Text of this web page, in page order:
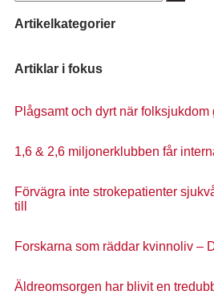
Artikelkategorier
Artiklar i fokus
Plågsamt och dyrt när folksjukdom
1,6 & 2,6 miljonerklubben får
Förvägra inte strokepatienter
till
Forskarna som räddar kvinnoliv –
Äldreomsorgen har blivit en